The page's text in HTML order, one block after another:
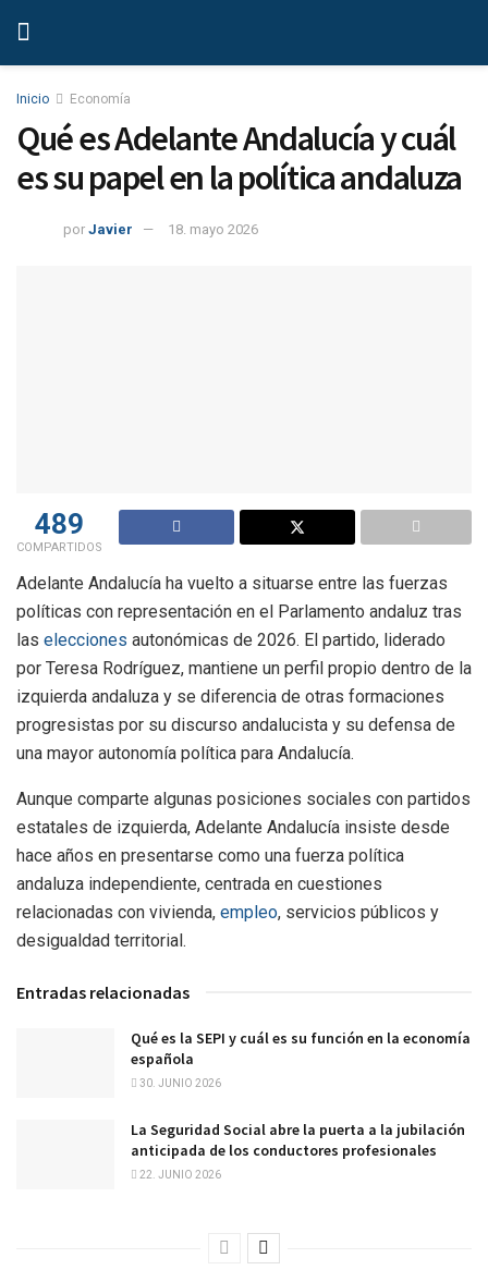
Inicio Economía
Qué es Adelante Andalucía y cuál
es su papel en la política andaluza
por Javier 18. mayo 2026
489
COMPARTIDOS
Adelante Andalucía ha vuelto a situarse entre las fuerzas
políticas con representación en el Parlamento andaluz tras
las elecciones autonómicas de 2026. El partido, liderado
por Teresa Rodríguez, mantiene un perfil propio dentro de la
izquierda andaluza y se diferencia de otras formaciones
progresistas por su discurso andalucista y su defensa de
una mayor autonomía política para Andalucía.
Aunque comparte algunas posiciones sociales con partidos
estatales de izquierda, Adelante Andalucía insiste desde
hace años en presentarse como una fuerza política
andaluza independiente, centrada en cuestiones
relacionadas con vivienda, empleo, servicios públicos y
desigualdad territorial.
Entradas relacionadas
Qué es la SEPI y cuál es su función en la economía
española
30. JUNIO 2026
La Seguridad Social abre la puerta a la jubilación
anticipada de los conductores profesionales
22. JUNIO 2026